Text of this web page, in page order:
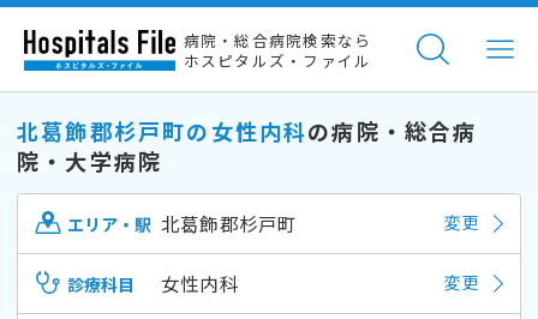
病院・総合病院検索なら
ホスピタルズ・ファイル
北葛飾郡杉戸町の女性内科の病院・総合病
院・大学病院
エリア・駅 北葛飾郡杉戸町 変更
診療科目 女性内科 変更